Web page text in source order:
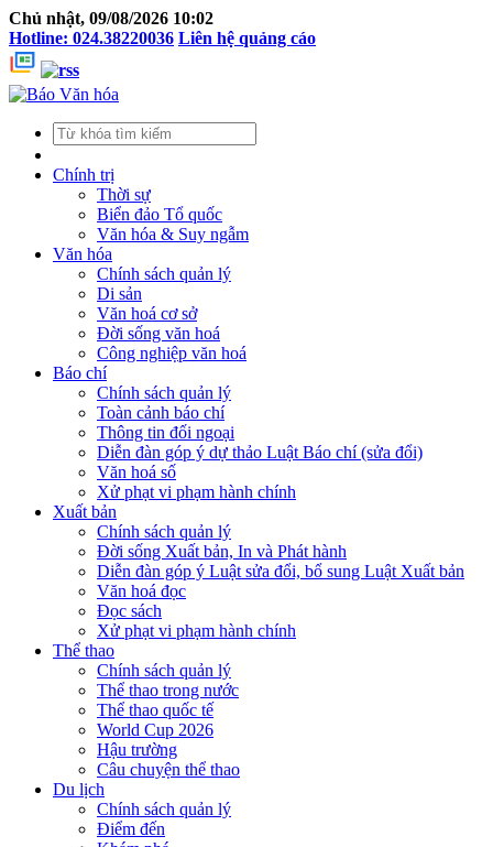
Chủ nhật, 09/08/2026 10:02
Hotline: 024.38220036 Liên hệ quảng cáo
Chính trị
Thời sự
Biển đảo Tổ quốc
Văn hóa & Suy ngẫm
Văn hóa
Chính sách quản lý
Di sản
Văn hoá cơ sở
Đời sống văn hoá
Công nghiệp văn hoá
Báo chí
Chính sách quản lý
Toàn cảnh báo chí
Thông tin đối ngoại
Diễn đàn góp ý dự thảo Luật Báo chí (sửa đổi)
Văn hoá số
Xử phạt vi phạm hành chính
Xuất bản
Chính sách quản lý
Đời sống Xuất bản, In và Phát hành
Diễn đàn góp ý Luật sửa đổi, bổ sung Luật Xuất bản
Văn hoá đọc
Đọc sách
Xử phạt vi phạm hành chính
Thể thao
Chính sách quản lý
Thể thao trong nước
Thể thao quốc tế
World Cup 2026
Hậu trường
Câu chuyện thể thao
Du lịch
Chính sách quản lý
Điểm đến